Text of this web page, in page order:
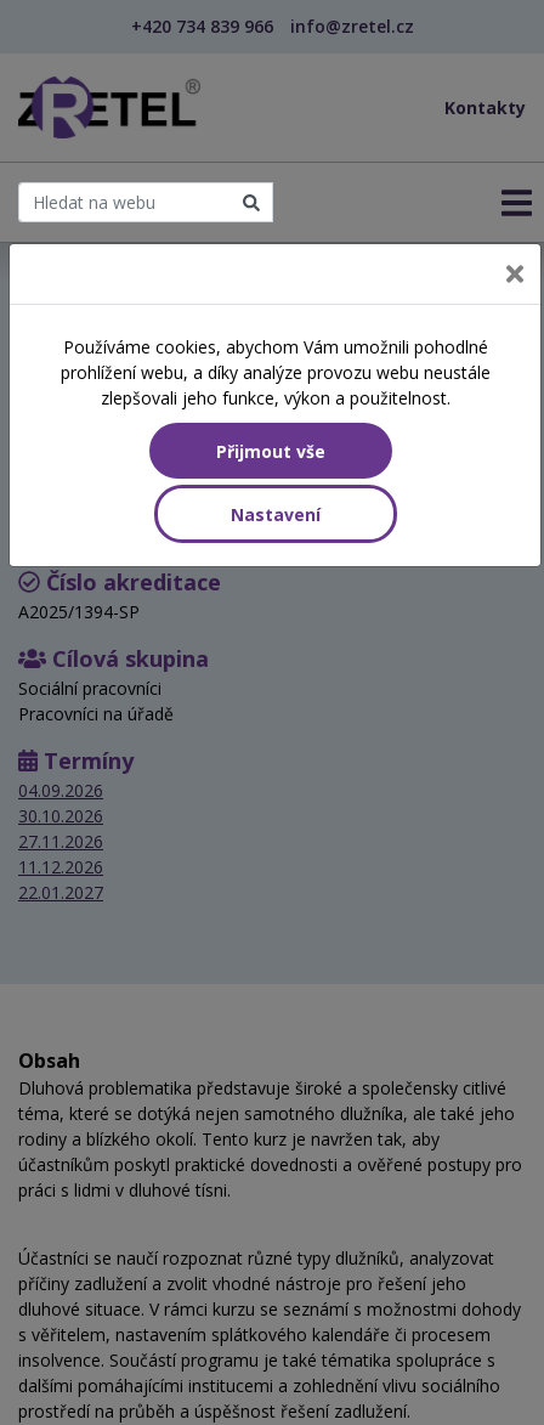
+420 734 839 966 info@zretel.cz
Kontakty
Praxe dluhového
poradenství
Hodinová dotace
8 vyučovacích hodin
Číslo akreditace
A2025/1394-SP
Cílová skupina
Sociální pracovníci
Pracovníci na úřadě
Termíny
04.09.2026
30.10.2026
27.11.2026
11.12.2026
22.01.2027
Obsah
Dluhová problematika představuje široké a společensky citlivé
téma, které se dotýká nejen samotného dlužníka, ale také jeho
rodiny a blízkého okolí. Tento kurz je navržen tak, aby
účastníkům poskytl praktické dovednosti a ověřené postupy pro
práci s lidmi v dluhové tísni.
Účastníci se naučí rozpoznat různé typy dlužníků, analyzovat
příčiny zadlužení a zvolit vhodné nástroje pro řešení jeho
dluhové situace. V rámci kurzu se seznámí s možnostmi dohody
s věřitelem, nastavením splátkového kalendáře či procesem
insolvence. Součástí programu je také tématika spolupráce s
dalšími pomáhajícími institucemi a zohlednění vlivu sociálního
prostředí na průběh a úspěšnost řešení zadlužení.
Používáme cookies, abychom Vám umožnili pohodlné
prohlížení webu, a díky analýze provozu webu neustále
zlepšovali jeho funkce, výkon a použitelnost.
Přijmout vše
Nastavení